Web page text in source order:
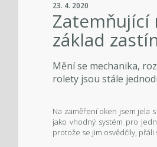
23. 4. 2020
Zatemňující
základ
Mění se mechanika,
rolety jsou stále
Na zaměření oken jsem jela
jako vhodný systém pro
protože se jim osvědčily,